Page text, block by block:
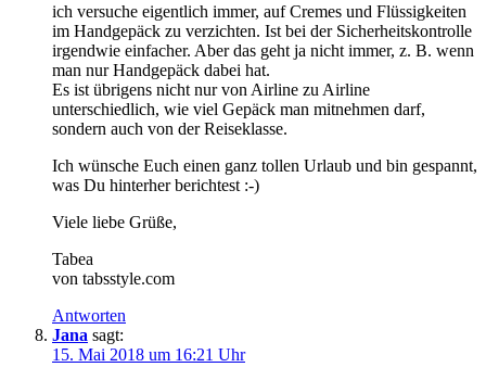
ich versuche eigentlich immer, auf Cremes und Flüssigkeiten
im Handgepäck zu verzichten. Ist bei der Sicherheitskontrolle
irgendwie einfacher. Aber das geht ja nicht immer, z. B. wenn
man nur Handgepäck dabei hat.
Es ist übrigens nicht nur von Airline zu Airline
unterschiedlich, wie viel Gepäck man mitnehmen darf,
sondern auch von der Reiseklasse.
Ich wünsche Euch einen ganz tollen Urlaub und bin gespannt,
was Du hinterher berichtest :-)
Viele liebe Grüße,
Tabea
von tabsstyle.com
Antworten
Jana sagt:
15. Mai 2018 um 16:21 Uhr